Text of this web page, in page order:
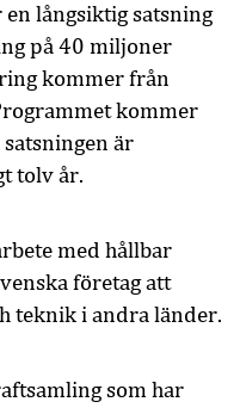
en långsiktig satsning
på 40 miljoner
kommer från
kommer
är
tolv år.
med hållbar
företag att
teknik i andra länder.
som har